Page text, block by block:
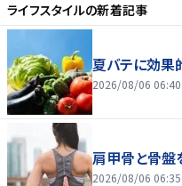
ライフスタイルの新着記事
夏バテに効果
2026/08/06 06:40
肩甲骨と骨盤
2026/08/06 06:35